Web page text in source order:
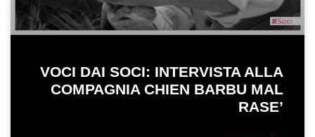
VOCI DAI SOCI: INTERVISTA ALLA
COMPAGNIA CHIEN BARBU MAL
RASE’